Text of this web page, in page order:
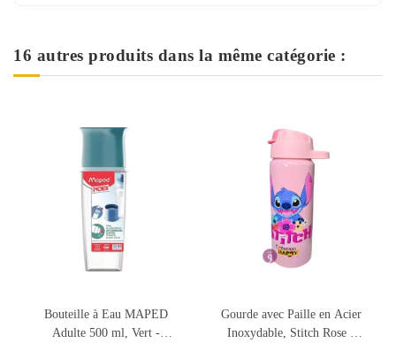
16 autres produits dans la même catégorie :
Gourde avec Paille en Acier
Inoxydable, Stitch Rose -
Coffret Boite à Goûter
Alimentaire + Bouteille à